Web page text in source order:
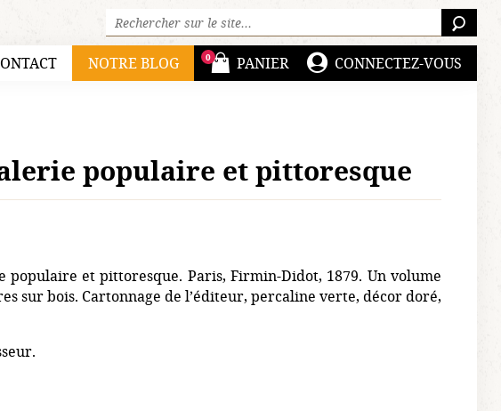
Rechercher sur le site :
NOTRE BLOG PANIER
0 CONNECTEZ-VOUS
populaire et pittoresque
populaire et pittoresque. Paris, Firmin-Didot, 1879. Un volume
sur bois. Cartonnage de l’éditeur, percaline verte, décor doré,